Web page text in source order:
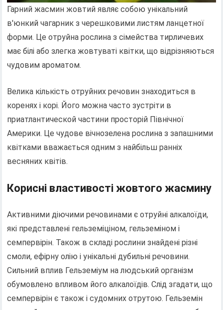
Гарний жасмин жовтий являє собою унікальний
в'юнкий чагарник з черешковими листям ланцетної
форми. Це отруйна рослина з сімейства тирличевих
має білі або злегка жовтуваті квітки, що відрізняються
чудовим ароматом.
Велика кількість отруйних речовин знаходиться в
коренях і корі. Його можна часто зустріти в
приатлантической частини просторій Північної
Америки. Це чудове вічнозелена рослина з запашними
квітками вважається одним з найбільш ранніх
весняних квітів.
Корисні властивості жовтого жасмину
Активними діючими речовинами є отруйні алкалоїди,
які представлені гельземіціном, гельземіном і
семпервірін. Також в складі рослини знайдені різні
смоли, ефірну олію і унікальні дубильні речовини.
Сильний вплив Гельземіум на людський організм
обумовлено впливом його алкалоїдів. Слід згадати, що
семпервірін є також і судомних отрутою. Гельземін